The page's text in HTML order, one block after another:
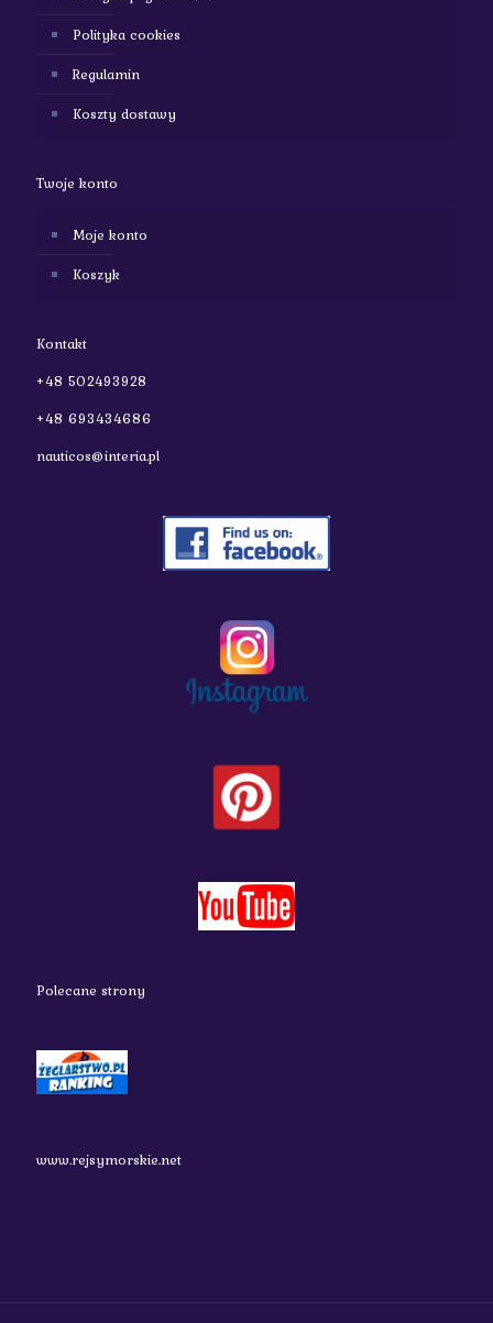
Polityka cookies
Regulamin
Koszty dostawy
Twoje konto
Moje konto
Koszyk
Kontakt
+48 502493928
+48 693434686
nauticos@interia.pl
Polecane strony
www.rejsymorskie.net